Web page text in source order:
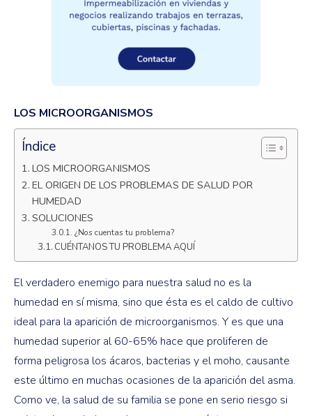
LOS MICROORGANISMOS
Índice
LOS MICROORGANISMOS
EL ORIGEN DE LOS PROBLEMAS DE SALUD POR
HUMEDAD
SOLUCIONES
¿Nos cuentas tu problema?
CUÉNTANOS TU PROBLEMA AQUÍ
El verdadero enemigo para nuestra salud no es la
humedad en sí misma, sino que ésta es el caldo de cultivo
ideal para la aparición de microorganismos. Y es que una
humedad superior al 60-65% hace que proliferen de
forma peligrosa los ácaros, bacterias y el moho, causante
este último en muchas ocasiones de la aparición del asma.
Como ve, la salud de su familia se pone en serio riesgo si